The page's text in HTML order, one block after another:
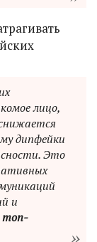
лицо,
дипфейки
Это
и
топ-